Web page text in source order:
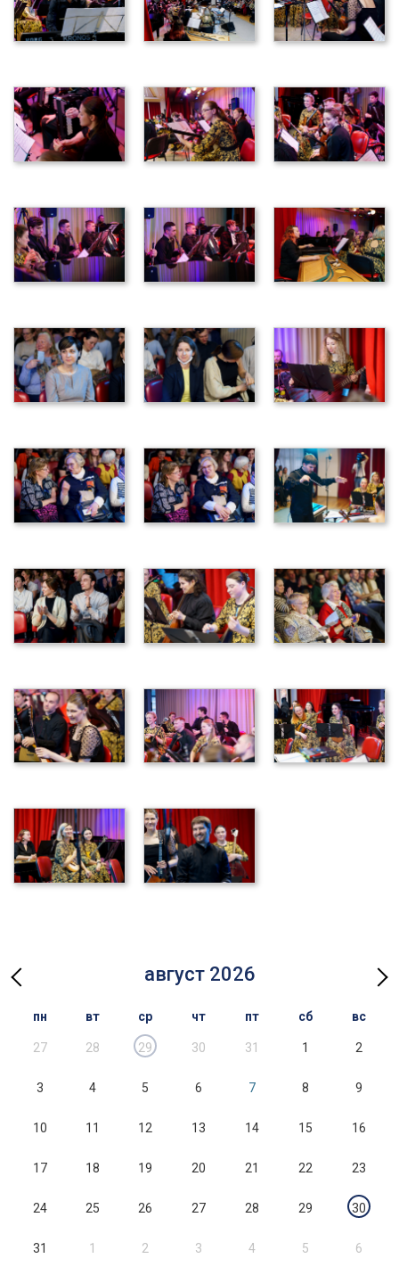
август 2026
пн вт ср чт пт сб вс
27 28 29 30 31 1 2
3 4 5 6 7 8 9
10 11 12 13 14 15 16
17 18 19 20 21 22 23
24 25 26 27 28 29 30
31 1 2 3 4 5 6